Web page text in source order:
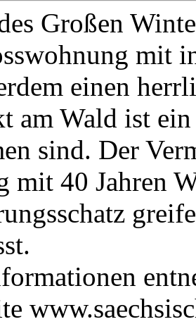
Großen
mit
einen
am Wald ist
sind. Der
mit 40 Jahren